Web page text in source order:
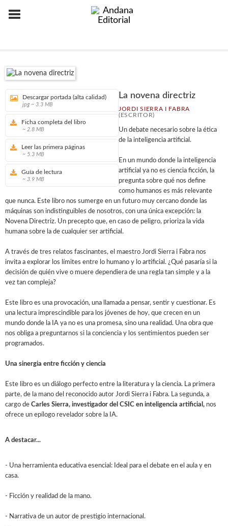
Descargar portada (alta calidad)
jpg ~ 3.3 MB
Ficha completa del libro
~ 2.8 MB
Leer las primera páginas
~ 5.3 MB
Guía de lectura
~ 3.9 MB
La novena directriz
JORDI SIERRA I FABRA
(ESCRITOR)
Un debate necesario sobre la ética
de la inteligencia artificial.
En un mundo donde la inteligencia
artificial ya no es ciencia ficción, la
pregunta sobre qué nos define
como humanos es más relevante
que nunca. Este libro nos sumerge en un futuro muy cercano donde las
máquinas son indistinguibles de nosotros, con una única excepción: la
Novena Directriz. Un precepto que, en caso de peligro, prioriza la vida
humana sobre la de cualquier ser artificial.
A través de tres relatos fascinantes, el maestro Jordi Sierra i Fabra nos
invita a explorar los límites entre lo humano y lo artificial. ¿Qué pasaría si la
decisión de quién vive o muere dependiera de una regla tan simple y a la
vez tan compleja?
Este libro es una provocación, una llamada a pensar, sentir y cuestionar. Es
una lectura imprescindible para los jóvenes de hoy, que crecen en un
mundo donde la IA ya no es una promesa, sino una realidad. Una obra que
nos obliga a preguntarnos si la conciencia y los sentimientos pueden ser
programados.
Una sinergia entre ficción y ciencia
Este libro es un diálogo perfecto entre la literatura y la ciencia. La primera
parte, de la mano del reconocido autor Jordi Sierra i Fabra. La segunda, a
cargo de Carles Sierra, investigador del CSIC en inteligencia artificial, nos
ofrece un epílogo revelador sobre la IA.
A destacar...
- Una herramienta educativa esencial: Ideal para el debate en el aula y en
casa.
- Ficción y realidad de la mano.
- Narrativa de un autor de prestigio internacional.